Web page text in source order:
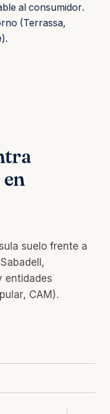
al consumidor.
(Terrassa,
suelo frente a
entidades
CAM).